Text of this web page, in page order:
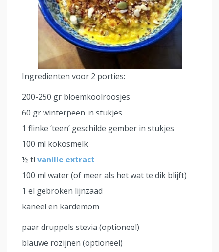
Ingredienten voor 2 porties:
200-250 gr bloemkoolroosjes
60 gr winterpeen in stukjes
1 flinke ‘teen’ geschilde gember in stukjes
100 ml kokosmelk
½ tl vanille extract
100 ml water (of meer als het wat te dik blijft)
1 el gebroken lijnzaad
kaneel en kardemom
paar druppels stevia (optioneel)
blauwe rozijnen (optioneel)